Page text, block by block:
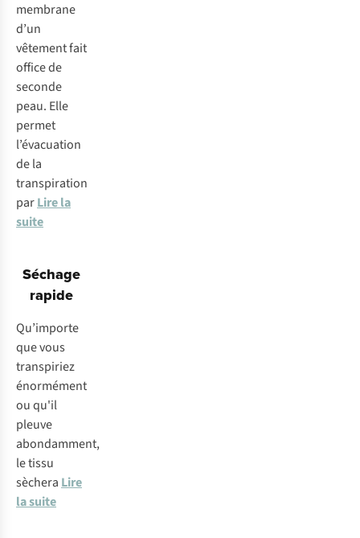
membrane
d’un
vêtement fait
office de
seconde
peau. Elle
permet
l’évacuation
de la
transpiration
parLire la
suite
Séchage
rapide
Qu’importe
que vous
transpiriez
énormément
ou qu'il
pleuve
abondamment,
le tissu
sèchera Lire
la suite